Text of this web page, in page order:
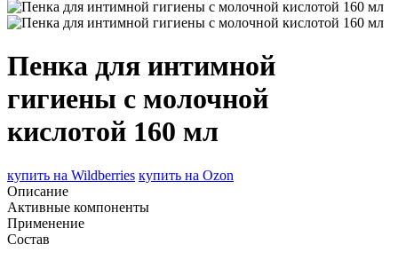
Пенка для интимной
гигиены с молочной
кислотой 160 мл
купить на Wildberries купить на Ozon
Описание
Активные компоненты
Применение
Состав